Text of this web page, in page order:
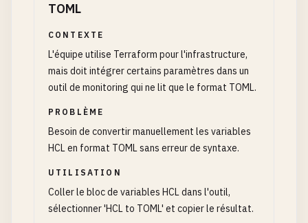
TOML
CONTEXTE
L'équipe utilise Terraform pour l'infrastructure,
mais doit intégrer certains paramètres dans un
outil de monitoring qui ne lit que le format TOML.
PROBLÈME
Besoin de convertir manuellement les variables
HCL en format TOML sans erreur de syntaxe.
UTILISATION
Coller le bloc de variables HCL dans l'outil,
sélectionner 'HCL to TOML' et copier le résultat.